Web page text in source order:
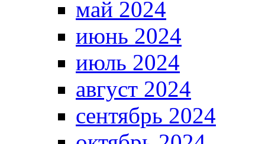
май 2024
июнь 2024
июль 2024
август 2024
сентябрь 2024